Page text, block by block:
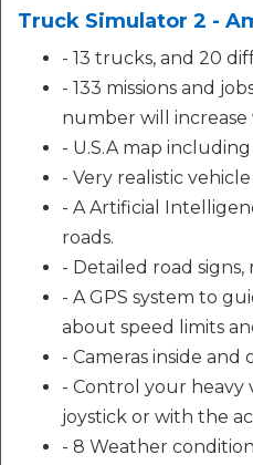
Truck Simulator 2 -
- 13 trucks, and 20
- 133 missions and
number will
- U.S.A map
- Very realistic vehicle
- A Artificial
roads.
- Detailed road signs,
- A GPS system to
about speed limits
- Cameras inside
- Control your heavy
joystick or with the
- 8 Weather